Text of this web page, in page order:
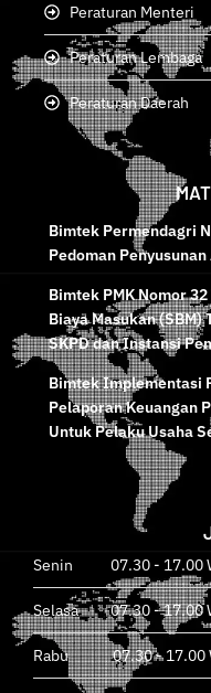
Peraturan Menteri
Peraturan Lembaga
Peraturan Daerah
Bimtek Permendagri
Pedoman Penyusunan
Bimtek PMK Nomor
Biaya Masukan (SBM)
SKPD dan Instansi
Bimtek Implementasi
Pelaporan Keuangan
Untuk Pelaku Usaha
Senin 07.30 - 17.00
Selasa 07.30 - 17.00
Rabu 07.30 - 17.00